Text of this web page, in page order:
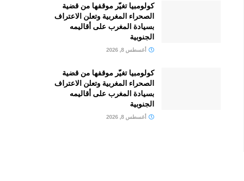
كولومبيا تغيّر موقفها من قضية
الصحراء المغربية وتعلن الاعتراف
بسيادة المغرب على أقاليمه
الجنوبية
أغسطس 8, 2026
كولومبيا تغيّر موقفها من قضية
الصحراء المغربية وتعلن الاعتراف
بسيادة المغرب على أقاليمه
الجنوبية
أغسطس 8, 2026